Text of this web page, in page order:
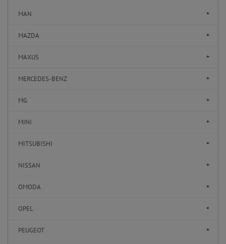
MAN
MAZDA
MAXUS
MERCEDES-BENZ
MG
MINI
MITSUBISHI
NISSAN
OMODA
OPEL
PEUGEOT